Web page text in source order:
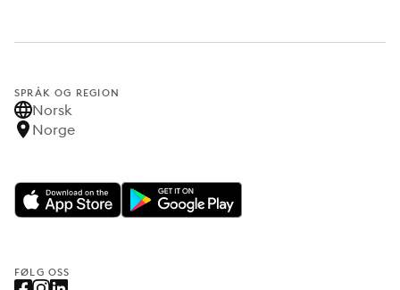
SPRÅK OG REGION
Norsk
Norge
FØLG OSS